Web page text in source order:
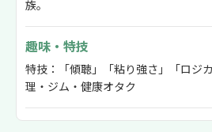
族。
趣味・特技
特技：「傾聴」「粘り強さ」「ロジ
理・ジム・健康オタク